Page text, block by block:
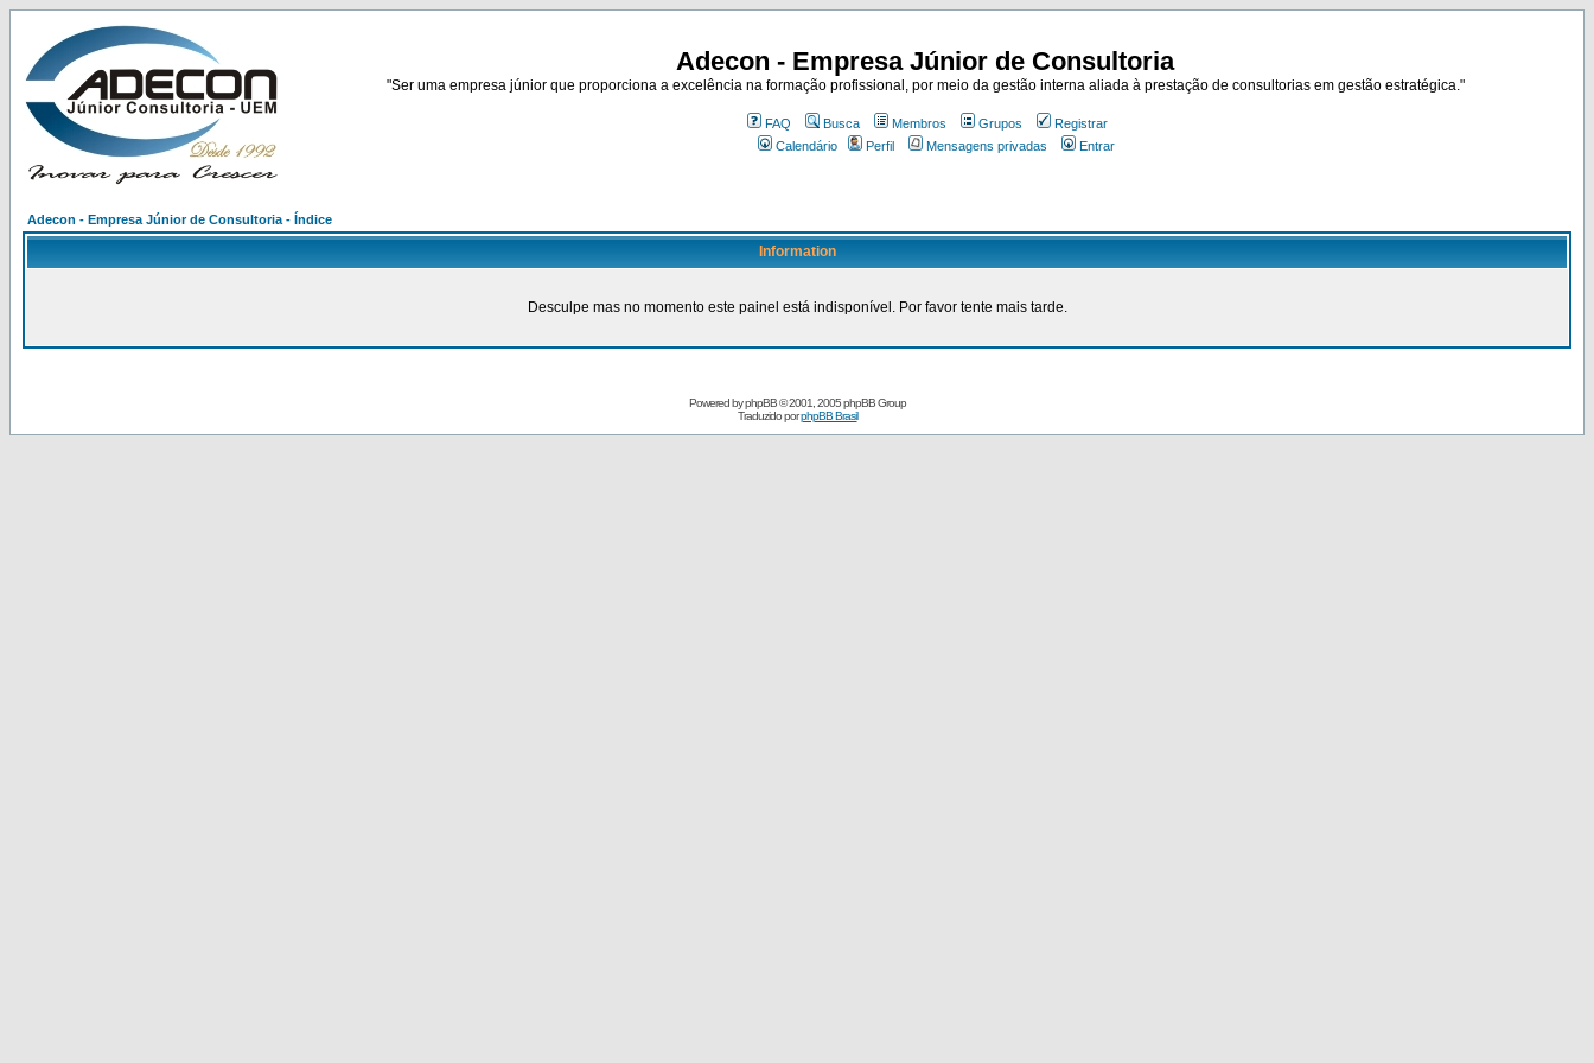
Adecon - Empresa Júnior de Consultoria
"Ser uma empresa júnior que proporciona a excelência na formação profissional, por meio da gestão interna aliada à prestação de consultorias em gestão estratégica."
FAQ Busca Membros Grupos
Registrar
Calendário
Perfil Mensagens privadas Entrar
Adecon - Empresa Júnior de Consultoria - Índice
Information
Desculpe mas no momento este painel está indisponível. Por favor tente mais tarde.
Powered byphpBB© 2001, 2005 phpBB Group
Traduzido porphpBB Brasil